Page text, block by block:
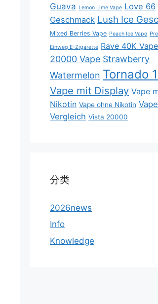
Guava Lemon Lime Vape Love 66
Geschmack Lush Ice
Mixed Berries Vape Peach Ice Vape
Einweg E-Zigarette Rave 40K Vape
20000 Vape Strawberry
Watermelon Tornado
Vape mit Display Vape
Nikotin Vape ohne Nikotin Vape
Vergleich Vista 20000
分类
2026news
Info
Knowledge